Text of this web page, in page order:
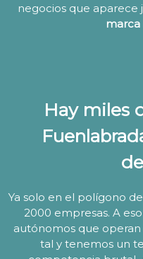
negocios que aparece
Hay miles
Ya solo en el polígono
2000 empresas. A
autónomos que
tal y tenemos un